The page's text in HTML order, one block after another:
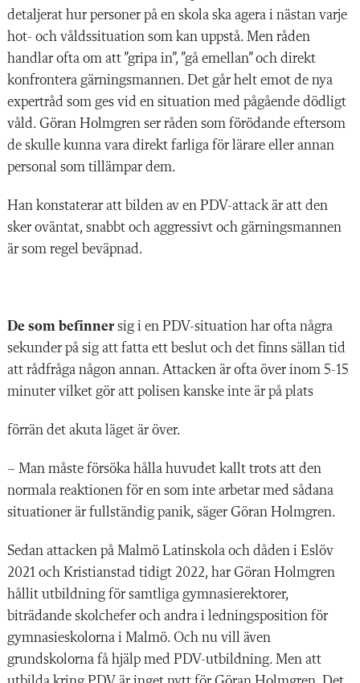
detaljerat hur personer på en skola ska agera i nästan varje
hot- och våldssituation som kan uppstå. Men råden
handlar ofta om att ”gripa in”, ”gå emellan” och direkt
konfrontera gärningsmannen. Det går helt emot de nya
expertråd som ges vid en situation med pågående dödligt
våld. Göran Holmgren ser råden som förödande eftersom
de skulle kunna vara direkt farliga för lärare eller annan
personal som tillämpar dem.
Han konstaterar att bilden av en PDV-attack är att den
sker oväntat, snabbt och aggressivt och gärningsmannen
är som regel beväpnad.
De som befinner sig i en PDV-situation har ofta några
sekunder på sig att fatta ett beslut och det finns sällan tid
att rådfråga någon annan. Attacken är ofta över inom 5-15
minuter vilket gör att polisen kanske inte är på plats
förrän det akuta läget är över.
– Man måste försöka hålla huvudet kallt trots att den
normala reaktionen för en som inte arbetar med sådana
situationer är fullständig panik, säger Göran Holmgren.
Sedan attacken på Malmö Latinskola och dåden i Eslöv
2021 och Kristianstad tidigt 2022, har Göran Holmgren
hållit utbildning för samtliga gymnasierektorer,
biträdande skolchefer och andra i ledningsposition för
gymnasieskolorna i Malmö. Och nu vill även
grundskolorna få hjälp med PDV-utbildning. Men att